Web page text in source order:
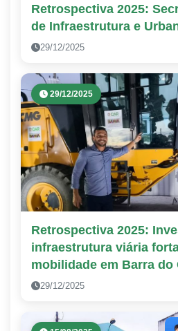
Retrospectiva 2025:
de Infraestrutura e
29/12/2025
29/12/2025
Retrospectiva 2025:
infraestrutura viária
mobilidade em Barra do
29/12/2025